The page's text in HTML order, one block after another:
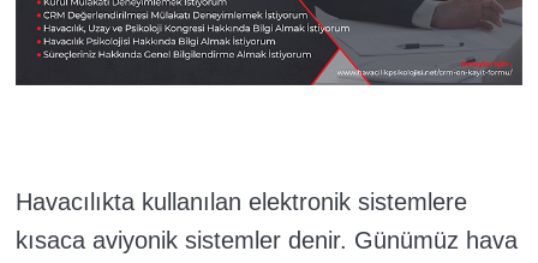
Havacılıkta kullanılan elektronik sistemlere
kısaca aviyonik sistemler denir. Günümüz hava